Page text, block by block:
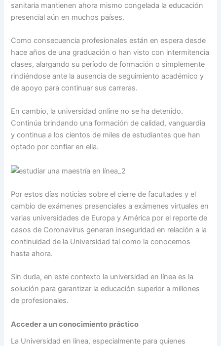
sanitaria mantienen ahora mismo congelada la educación
presencial aún en muchos países.
Como consecuencia profesionales están en espera desde
hace años de una graduación o han visto con intermitencia
clases, alargando su período de formación o simplemente
rindiéndose ante la ausencia de seguimiento académico y
de apoyo para continuar sus carreras.
En cambio, la universidad online no se ha detenido.
Continúa brindando una formación de calidad, vanguardia
y continua a los cientos de miles de estudiantes que han
optado por confiar en ella.
Por estos días noticias sobre el cierre de facultades y el
cambio de exámenes presenciales a exámenes virtuales en
varias universidades de Europa y América por el reporte de
casos de Coronavirus generan inseguridad en relación a la
continuidad de la Universidad tal como la conocemos
hasta ahora.
Sin duda, en este contexto la universidad en línea es la
solución para garantizar la educación superior a millones
de profesionales.
Acceder a un conocimiento práctico
La Universidad en línea, especialmente para quienes